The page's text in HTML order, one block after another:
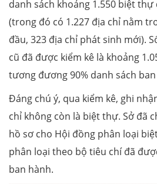
danh sách khoảng 1.550 biệt
(trong đó có 1.227 địa chỉ nằm
đầu, 323 địa chỉ phát sinh mới).
cũ đã được kiểm kê là khoảng
tương đương 90% danh sách
Đáng chú ý, qua kiểm kê, ghi
chỉ không còn là biệt thự. Sở đã
hồ sơ cho Hội đồng phân loại
phân loại theo bộ tiêu chí đã
ban hành.